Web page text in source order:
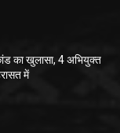
का खुलासा, 4 अभियुक्त
में